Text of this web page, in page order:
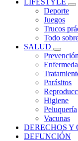
LIFESTYLE
Deporte
Juegos
Trucos
Todo
SALUD
Prevención
Parásitos
Higiene
Peluquería
Vacunas
DERECHOS Y
DEFUNCIÓN